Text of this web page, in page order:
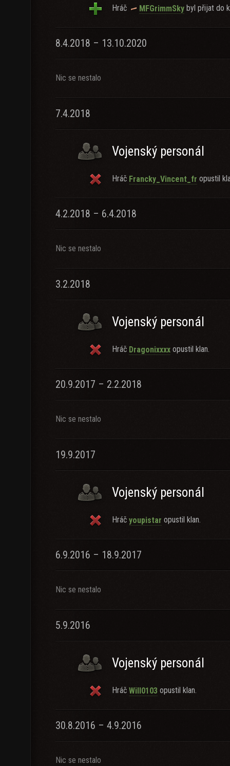
Hráč MFGrimmSky byl přijat do
8.4.2018 – 13.10.2020
Nic se nestalo
7.4.2018
Vojenský personál
Hráč Francky_Vincent_fr opustil
4.2.2018 – 6.4.2018
Nic se nestalo
3.2.2018
Vojenský personál
Hráč Dragonixxxx opustil klan.
20.9.2017 – 2.2.2018
Nic se nestalo
19.9.2017
Vojenský personál
Hráč youpistar opustil klan.
6.9.2016 – 18.9.2017
Nic se nestalo
5.9.2016
Vojenský personál
Hráč Will0103 opustil klan.
30.8.2016 – 4.9.2016
Nic se nestalo